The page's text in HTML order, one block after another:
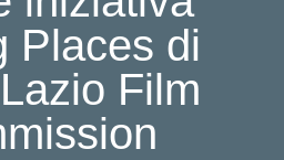
Places di
Film